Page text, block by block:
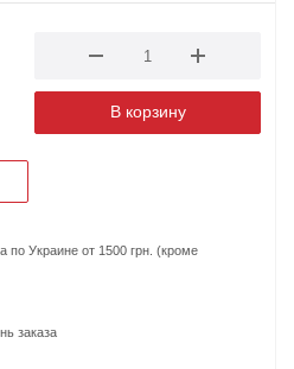
В корзину
по Украине от 1500 грн. (кроме
заказа